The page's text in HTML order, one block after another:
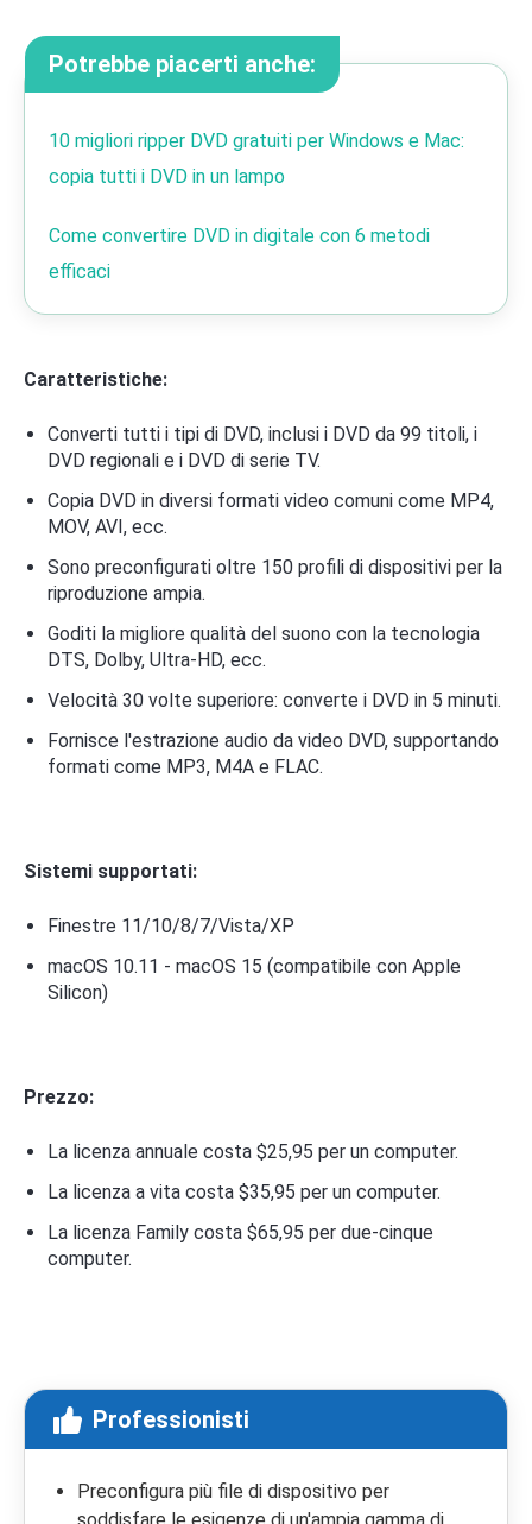
Potrebbe piacerti anche:
10 migliori ripper DVD gratuiti per Windows e Mac:
copia tutti i DVD in un lampo
Come convertire DVD in digitale con 6 metodi
efficaci
Caratteristiche:
Converti tutti i tipi di DVD, inclusi i DVD da 99 titoli, i
DVD regionali e i DVD di serie TV.
Copia DVD in diversi formati video comuni come MP4,
MOV, AVI, ecc.
Sono preconfigurati oltre 150 profili di dispositivi per la
riproduzione ampia.
Goditi la migliore qualità del suono con la tecnologia
DTS, Dolby, Ultra-HD, ecc.
Velocità 30 volte superiore: converte i DVD in 5 minuti.
Fornisce l'estrazione audio da video DVD, supportando
formati come MP3, M4A e FLAC.
Sistemi supportati:
Finestre 11/10/8/7/Vista/XP
macOS 10.11 - macOS 15 (compatibile con Apple
Silicon)
Prezzo:
La licenza annuale costa $25,95 per un computer.
La licenza a vita costa $35,95 per un computer.
La licenza Family costa $65,95 per due-cinque
computer.
Professionisti
Preconfigura più file di dispositivo per
soddisfare le esigenze di un'ampia gamma di